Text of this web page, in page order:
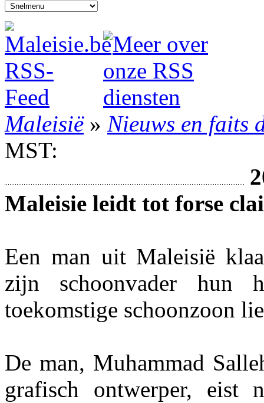
Maleisië» Nieuws en faits
MST:
Maleisie leidt tot forse
Een man uit Maleisië
zijn schoonvader
toekomstige schoonzoon
De man, Muhammad
grafisch ontwerper, eist